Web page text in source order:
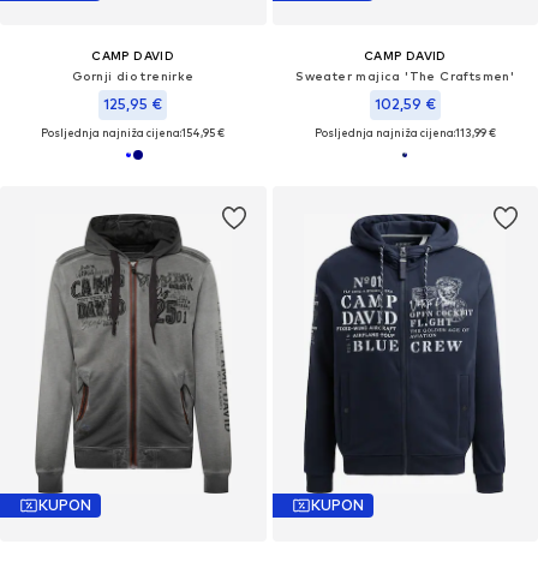
CAMP DAVID
Gornji dio trenirke
125,95 €
Posljednja najniža cijena:154,95 €
CAMP DAVID
Sweater majica 'The Craftsmen'
102,59 €
Posljednja najniža cijena:113,99 €
KUPON KUPON